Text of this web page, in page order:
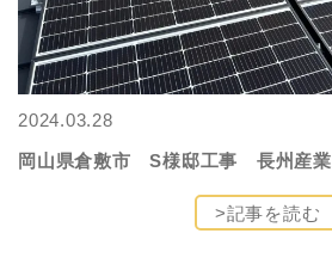
2024.03.28
岡山県倉敷市 S様邸工事 長州産業
>記事を読む